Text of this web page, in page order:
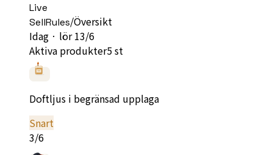
Live
SellRules/Översikt
Idag · lör 13/6
Aktiva produkter5 st
Doftljus i begränsad upplaga
Snart
3/6